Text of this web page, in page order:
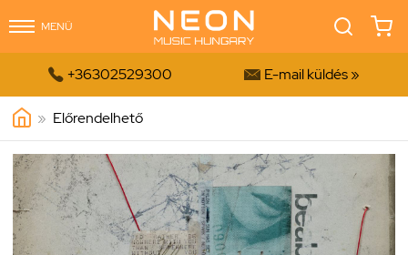
MENÜ
 +36302529300  E-mail küldés »
» Előrendelhető